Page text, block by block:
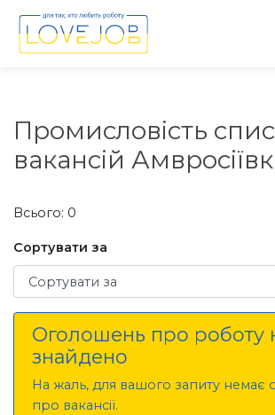
Промисловість
вакансій
Всього: 0
Сортувати за
Сортувати за
Оголошень про роботу
знайдено
На жаль, для вашого запиту немає
про вакансії.